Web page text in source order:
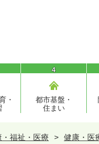
・
4
都市基盤・
住まい
・福祉・医療 > 健康・医